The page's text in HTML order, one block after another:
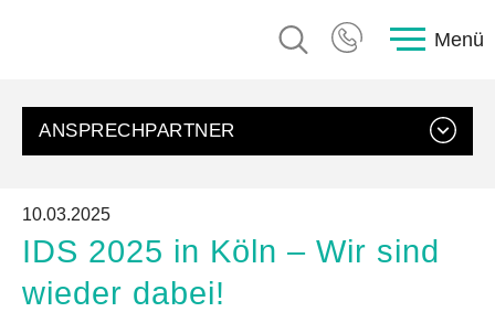
Menü
10.03.2025
IDS 2025 in Köln – Wir sind
wieder dabei!
ANSPRECHPARTNER